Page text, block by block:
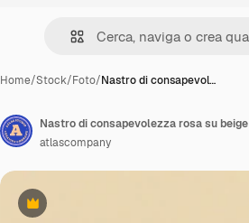
Home/Stock/Foto/Nastro di consapevol…
Premium
Nastro di consapevolezza rosa su beige
atlascompany